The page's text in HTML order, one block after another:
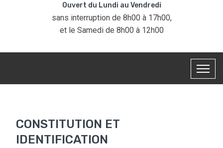
Ouvert du Lundi au Vendredi
sans interruption de 8h00 à 17h00,
et le Samedi de 8h00 à 12h00
CONSTITUTION ET
IDENTIFICATION